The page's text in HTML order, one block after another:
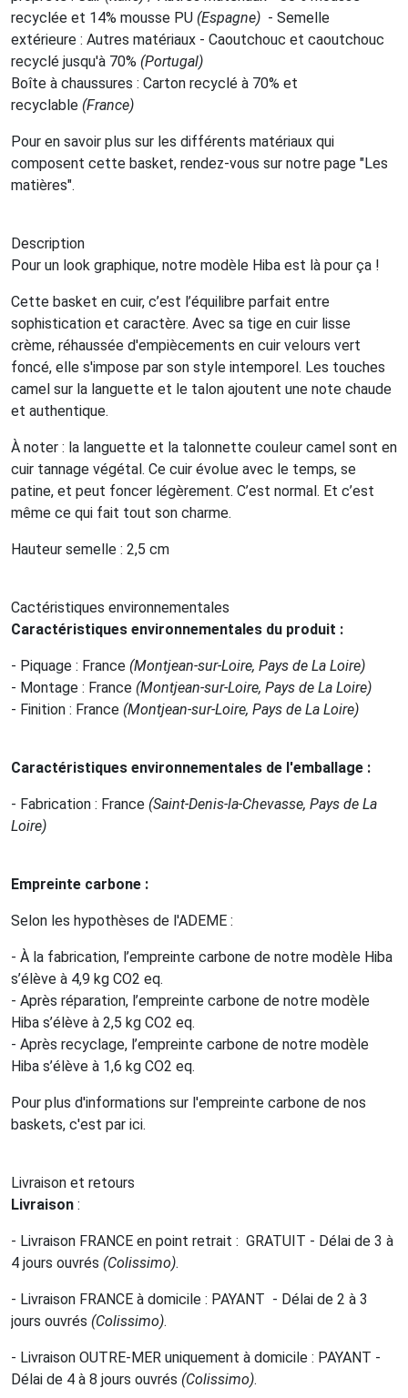
recyclée et 14% mousse PU (Espagne) - Semelle
extérieure : Autres matériaux - Caoutchouc et caoutchouc
recyclé jusqu'à 70% (Portugal)
Boîte à chaussures : Carton recyclé à 70% et
recyclable (France)
Pour en savoir plus sur les différents matériaux qui
composent cette basket, rendez-vous sur notre page "Les
matières".
Description
Pour un look graphique, notre modèle Hiba est là pour ça !
Cette basket en cuir, c’est l’équilibre parfait entre
sophistication et caractère. Avec sa tige en cuir lisse
crème, réhaussée d'empiècements en cuir velours vert
foncé, elle s'impose par son style intemporel. Les touches
camel sur la languette et le talon ajoutent une note chaude
et authentique.
À noter : la languette et la talonnette couleur camel sont en
cuir tannage végétal. Ce cuir évolue avec le temps, se
patine, et peut foncer légèrement. C’est normal. Et c’est
même ce qui fait tout son charme.
Hauteur semelle : 2,5 cm
Cactéristiques environnementales
Caractéristiques environnementales du produit :
- Piquage : France (Montjean-sur-Loire, Pays de La Loire)
- Montage : France (Montjean-sur-Loire, Pays de La Loire)
- Finition : France (Montjean-sur-Loire, Pays de La Loire)
Caractéristiques environnementales de l'emballage :
- Fabrication : France (Saint-Denis-la-Chevasse, Pays de La
Loire)
Empreinte carbone :
Selon les hypothèses de l'ADEME :
- À la fabrication, l’empreinte carbone de notre modèle Hiba
s’élève à 4,9 kg CO2 eq.
- Après réparation, l’empreinte carbone de notre modèle
Hiba s’élève à 2,5 kg CO2 eq.
- Après recyclage, l’empreinte carbone de notre modèle
Hiba s’élève à 1,6 kg CO2 eq.
Pour plus d'informations sur l'empreinte carbone de nos
baskets, c'est par ici.
Livraison et retours
Livraison :
- Livraison FRANCE en point retrait : GRATUIT - Délai de 3 à
4 jours ouvrés (Colissimo).
- Livraison FRANCE à domicile : PAYANT - Délai de 2 à 3
jours ouvrés (Colissimo).
- Livraison OUTRE-MER uniquement à domicile : PAYANT -
Délai de 4 à 8 jours ouvrés (Colissimo).